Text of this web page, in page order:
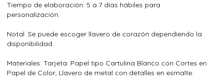
Tiempo de elaboración: 5 a 7 días hábiles para
personalización.
Notal: Se puede escoger llavero de corazón dependiendo la
disponibilidad.
Materiales: Tarjeta: Papel tipo Cartulina Blanco con Cortes en
Papel de Color; Llavero de metal con detalles en esmalte.